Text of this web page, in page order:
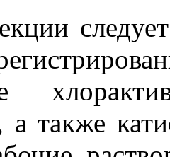
а также